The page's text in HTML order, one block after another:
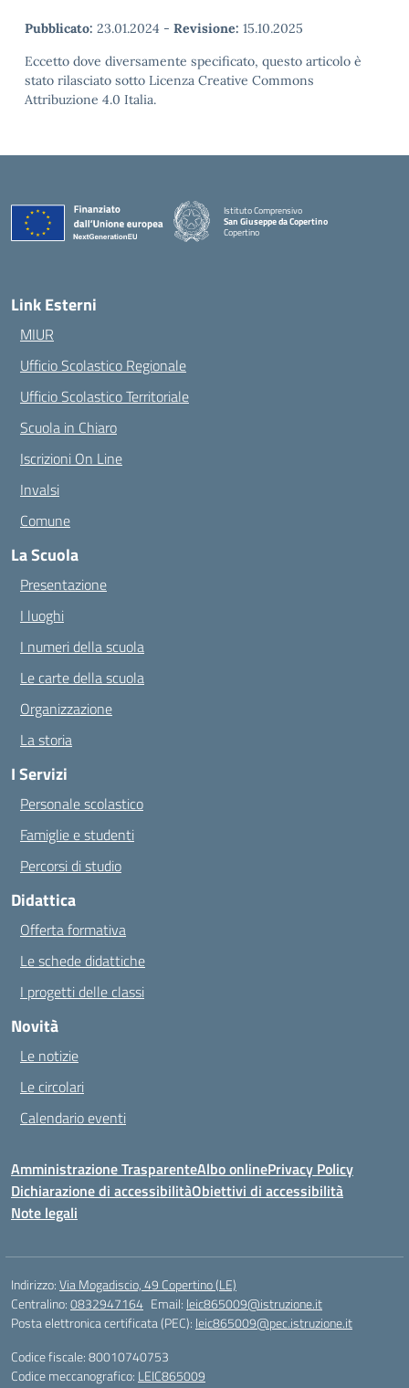
Pubblicato: 23.01.2024 - Revisione: 15.10.2025
Eccetto dove diversamente specificato, questo articolo è
stato rilasciato sotto Licenza Creative Commons
Attribuzione 4.0 Italia.
Istituto Comprensivo
San Giuseppe da Copertino
Copertino
— Visita la pagina iniziale della scuola
Link Esterni
MIUR
Ufficio Scolastico Regionale
Ufficio Scolastico Territoriale
Scuola in Chiaro
Iscrizioni On Line
Invalsi
Comune
La Scuola
Presentazione
I luoghi
I numeri della scuola
Le carte della scuola
Organizzazione
La storia
I Servizi
Personale scolastico
Famiglie e studenti
Percorsi di studio
Didattica
Offerta formativa
Le schede didattiche
I progetti delle classi
Novità
Le notizie
Le circolari
Calendario eventi
Amministrazione TrasparenteAlbo onlinePrivacy Policy
Dichiarazione di accessibilitàObiettivi di accessibilità
Note legali
Indirizzo:Via Mogadiscio, 49 Copertino (LE)
Centralino:0832947164 Email: leic865009@istruzione.it
Posta elettronica certificata (PEC): leic865009@pec.istruzione.it
Codice fiscale: 80010740753
Codice meccanografico: LEIC865009